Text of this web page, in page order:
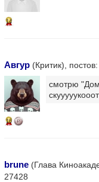
14
Авгур (Критик),
16
смотрю
brune (Глава
27428